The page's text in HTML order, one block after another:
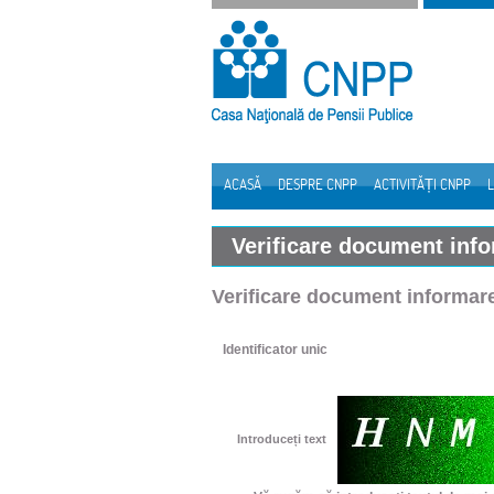
Sari la continut
ACASĂ DESPRE CNPP ACTIVITĂȚI CNPP
Verificare document
Verificare document
Identificator unic
Introduceți text